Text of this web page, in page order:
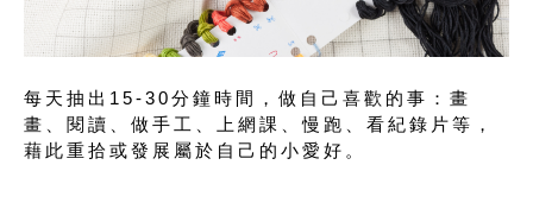
每天抽出15-30分鐘時間，做自己喜歡的事：畫
畫、閱讀、做手工、上網課、慢跑、看紀錄片等，
藉此重拾或發展屬於自己的小愛好。